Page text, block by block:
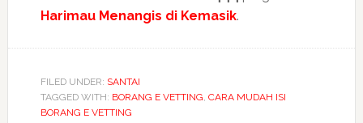
Harimau Menangis di Kemasik.
FILED UNDER: SANTAI
TAGGED WITH: BORANG E VETTING, CARA MUDAH ISI
BORANG E VETTING